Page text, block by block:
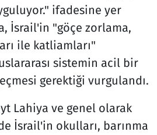
ifadesine yer
İsrail'in "göçe zorlama,
ile katliamları"
sistemin acil bir
gerektiği vurgulandı.
Lahiya ve genel olarak
İsrail'in okulları, barınma